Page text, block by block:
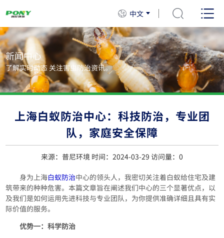
中文
新闻中心
了解实时动态 关注害虫防治资讯。
上海白蚁防治中心：科技防治，专业团
队，家庭安全保障
来源：普尼环境 时间：2024-03-29 访问量： 0
身为上海白蚁防治中心的领头人，我密切关注着白蚁给住宅及建
筑带来的种种危害。本篇文章旨在阐述我们中心的三个显著优点，以
及我们是如何运用先进科技与专业团队，为你提供准确详细且具有实
际价值的服务。
优势一：科学防治